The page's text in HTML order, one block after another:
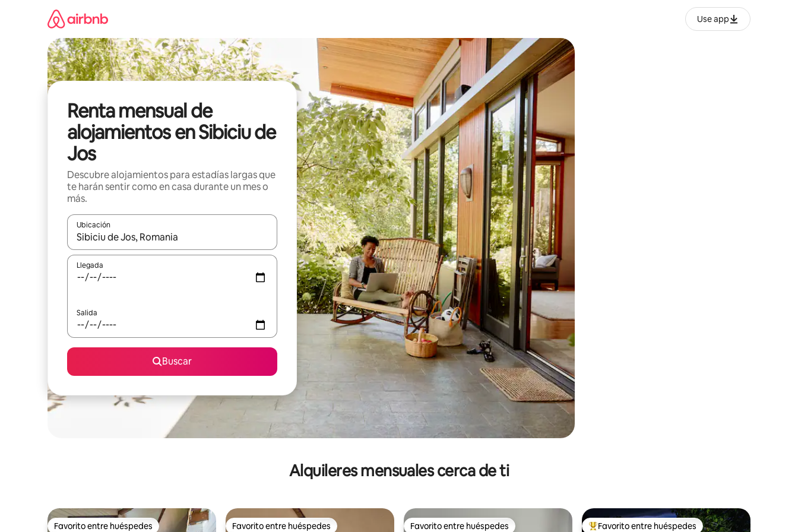
Use app
Renta mensual de
alojamientos en Sibiciu de
Jos
Descubre alojamientos para estadías largas que
te harán sentir como en casa durante un mes o
más.
Ubicación
Cuando los resultados estén disponibles, navega con las teclas de flecha hacia arriba y hacia abajo o explora con el tacto o desliza el dedo.
Llegada
Salida
Buscar
Alquileres mensuales cerca de ti
Favorito entre huéspedes Favorito entre huéspedes Favorito entre huéspedes Favorito entre huéspedes